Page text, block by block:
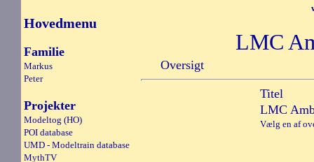
Hovedmenu
Familie
Markus
Peter
Projekter
Modeltog (HO)
POI database
UMD - Modeltrain database
MythTV
LMC
Oversigt
Titel
LMC
Vælg en af